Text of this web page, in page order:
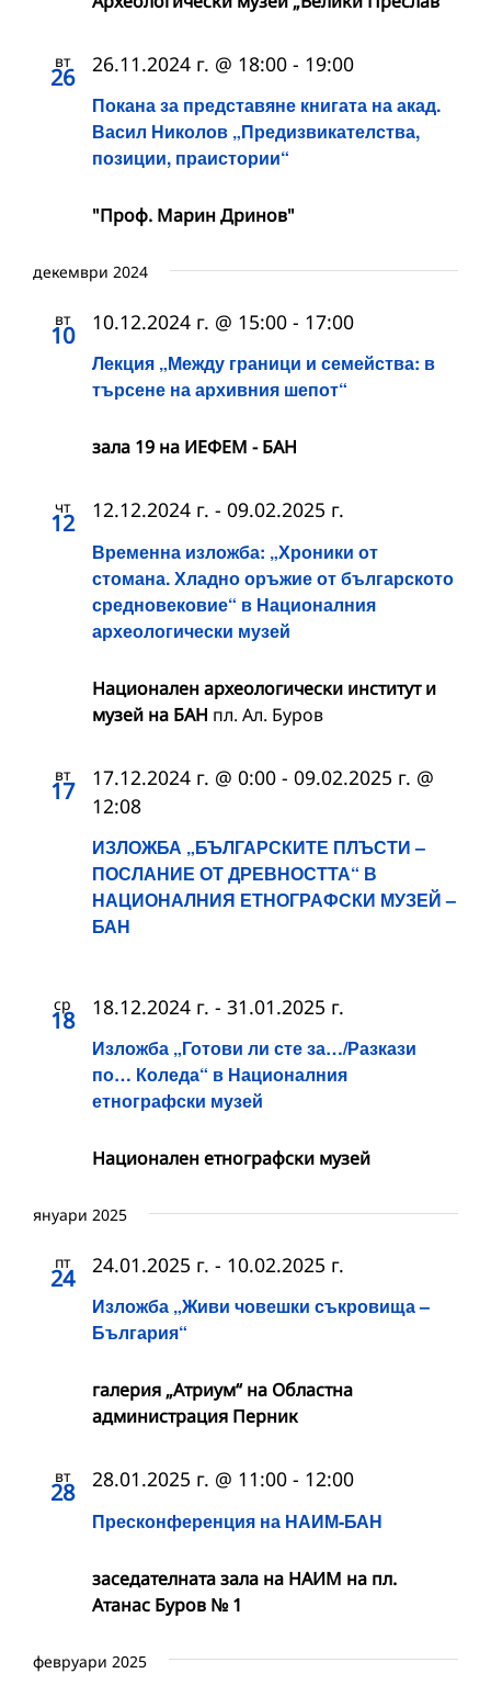
вт
26
Покана за представяне книгата на акад.
Васил Николов „Предизвикателства,
позиции, праистории“
26.11.2024 г. @ 18:00 - 19:00
"Проф. Марин Дринов"
декември 2024
вт
10
Лекция „Между граници и семейства: в
търсене на архивния шепот“
10.12.2024 г. @ 15:00 - 17:00
зала 19 на ИЕФЕМ - БАН
чт
12
Временна изложба: „Хроники от
стомана. Хладно оръжие от българското
средновековие“ в Националния
археологически музей
12.12.2024 г. - 09.02.2025 г.
Национален археологически институт и
музей на БАН пл. Ал. Буров
вт
17
ИЗЛОЖБА „БЪЛГАРСКИТЕ ПЛЪСТИ –
ПОСЛАНИЕ ОТ ДРЕВНОСТТА“ В
НАЦИОНАЛНИЯ ЕТНОГРАФСКИ МУЗЕЙ –
БАН
17.12.2024 г. @ 0:00 - 09.02.2025 г. @
12:08
ср
18
Изложба „Готови ли сте за…/Разкази
по… Коледа“ в Националния
етнографски музей
18.12.2024 г. - 31.01.2025 г.
Национален етнографски музей
януари 2025
пт
24
Изложба „Живи човешки съкровища –
България“
24.01.2025 г. - 10.02.2025 г.
галерия „Атриум“ на Областна
администрация Перник
вт
28
Пресконференция на НАИМ-БАН
28.01.2025 г. @ 11:00 - 12:00
заседателната зала на НАИМ на пл.
Атанас Буров № 1
февруари 2025